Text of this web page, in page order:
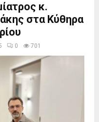
κ.
στα Κύθηρα
0 701